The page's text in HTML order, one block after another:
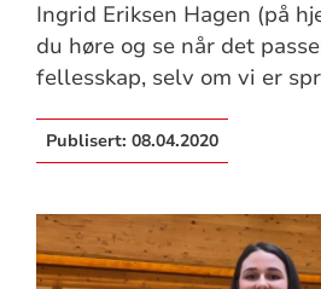
Ingrid Eriksen Hagen (på
du høre og se når det
fellesskap, selv om vi er
Publisert: 08.04.2020